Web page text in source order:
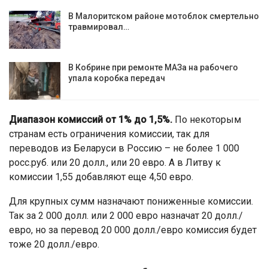
В Малоритском районе мотоблок смертельно
травмировал…
В Кобрине при ремонте МАЗа на рабочего
упала коробка передач
Диапазон комиссий от 1% до 1,5%. По некоторым
странам есть ограничения комиссии, так для
переводов из Беларуси в Россию – не более 1 000
росс.руб. или 20 долл., или 20 евро. А в Литву к
комиссии 1,55 добавляют еще 4,50 евро.
Для крупных сумм назначают пониженные комиссии.
Так за 2 000 долл. или 2 000 евро назначат 20 долл./
евро, но за перевод 20 000 долл./евро комиссия будет
тоже 20 долл./евро.